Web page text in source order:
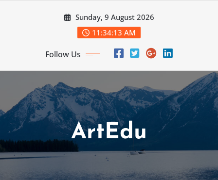
Sunday, 9 August 2026
11:34:15 AM
Follow Us
ArtEdu